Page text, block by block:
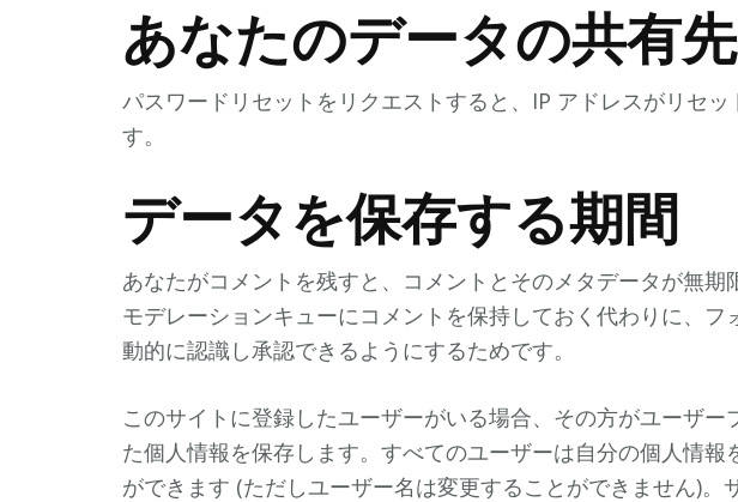
あなたのデータの共有先
パスワードリセットをリクエストすると、IP アドレスがリセッ
す。
データを保存する期間
あなたがコメントを残すと、コメントとそのメタデータが無期
モデレーションキューにコメントを保持しておく代わりに、フ
動的に認識し承認できるようにするためです。
このサイトに登録したユーザーがいる場合、その方がユーザー
た個人情報を保存します。すべてのユーザーは自分の個人情報
ができます (ただしユーザー名は変更することができません)。